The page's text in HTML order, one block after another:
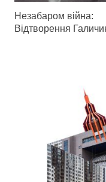
Незабаром війна:
Відтворення